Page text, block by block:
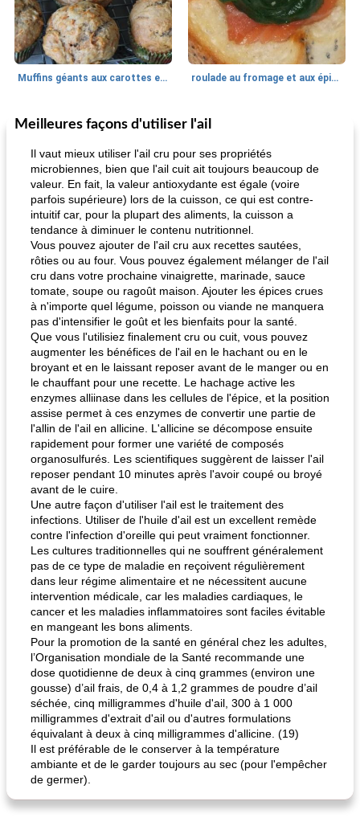
Muffins géants aux carottes et à la banane de Nif roulade au fromage et aux épinards
30min
Marques de confiance: recettes et
fiesta tostadas
Viande et volaille
le méga's jopp joes
Meilleures façons d'utiliser l'ail
Il vaut mieux utiliser l'ail cru pour ses propriétés
microbiennes, bien que l'ail cuit ait toujours beaucoup de
valeur. En fait, la valeur antioxydante est égale (voire
parfois supérieure) lors de la cuisson, ce qui est contre-
intuitif car, pour la plupart des aliments, la cuisson a
tendance à diminuer le contenu nutritionnel.
Vous pouvez ajouter de l'ail cru aux recettes sautées,
rôties ou au four. Vous pouvez également mélanger de l'ail
cru dans votre prochaine vinaigrette, marinade, sauce
tomate, soupe ou ragoût maison. Ajouter les épices crues
à n'importe quel légume, poisson ou viande ne manquera
pas d'intensifier le goût et les bienfaits pour la santé.
Que vous l'utilisiez finalement cru ou cuit, vous pouvez
augmenter les bénéfices de l'ail en le hachant ou en le
broyant et en le laissant reposer avant de le manger ou en
le chauffant pour une recette. Le hachage active les
enzymes alliinase dans les cellules de l'épice, et la position
assise permet à ces enzymes de convertir une partie de
l'allin de l'ail en allicine. L'allicine se décompose ensuite
rapidement pour former une variété de composés
organosulfurés. Les scientifiques suggèrent de laisser l'ail
reposer pendant 10 minutes après l'avoir coupé ou broyé
avant de le cuire.
Une autre façon d'utiliser l'ail est le traitement des
infections. Utiliser de l'huile d'ail est un excellent remède
contre l'infection d'oreille qui peut vraiment fonctionner.
Les cultures traditionnelles qui ne souffrent généralement
pas de ce type de maladie en reçoivent régulièrement
dans leur régime alimentaire et ne nécessitent aucune
intervention médicale, car les maladies cardiaques, le
cancer et les maladies inflammatoires sont faciles évitable
en mangeant les bons aliments.
Pour la promotion de la santé en général chez les adultes,
l’Organisation mondiale de la Santé recommande une
dose quotidienne de deux à cinq grammes (environ une
gousse) d’ail frais, de 0,4 à 1,2 grammes de poudre d’ail
séchée, cinq milligrammes d'huile d'ail, 300 à 1 000
milligrammes d'extrait d'ail ou d'autres formulations
équivalant à deux à cinq milligrammes d'allicine. (19)
Il est préférable de le conserver à la température
ambiante et de le garder toujours au sec (pour l'empêcher
de germer).